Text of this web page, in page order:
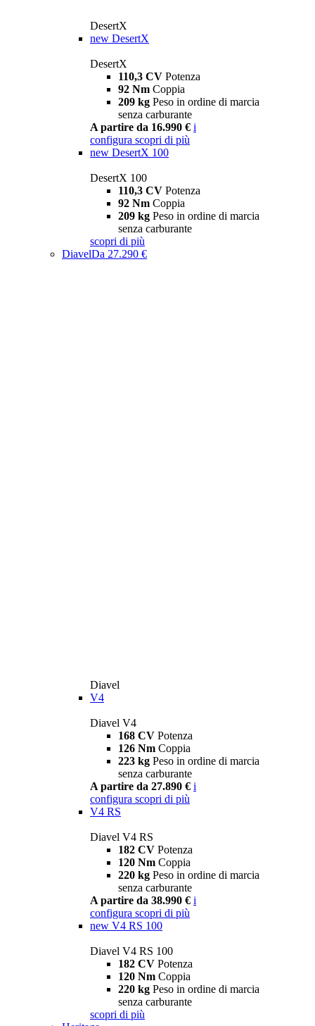
DesertX
new DesertX
DesertX
110,3 CV Potenza
92 Nm Coppia
209 kg Peso in ordine di marcia
senza carburante
A partire da 16.990 € i
configura scopri di più
new DesertX 100
DesertX 100
110,3 CV Potenza
92 Nm Coppia
209 kg Peso in ordine di marcia
senza carburante
scopri di più
DiavelDa 27.290 €
Diavel
V4
Diavel V4
168 CV Potenza
126 Nm Coppia
223 kg Peso in ordine di marcia
senza carburante
A partire da 27.890 € i
configura scopri di più
V4 RS
Diavel V4 RS
182 CV Potenza
120 Nm Coppia
220 kg Peso in ordine di marcia
senza carburante
A partire da 38.990 € i
configura scopri di più
new V4 RS 100
Diavel V4 RS 100
182 CV Potenza
120 Nm Coppia
220 kg Peso in ordine di marcia
senza carburante
scopri di più